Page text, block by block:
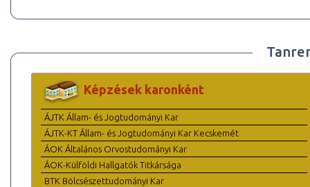
Képzések karonként
ÁJTK Állam- és Jogtudományi Kar
ÁJTK-KT Állam- és Jogtudományi Kar Kecskemét
ÁOK Általános Orvostudományi Kar
ÁOK-Külföldi Hallgatók Titkársága
BTK Bölcsészettudományi Kar